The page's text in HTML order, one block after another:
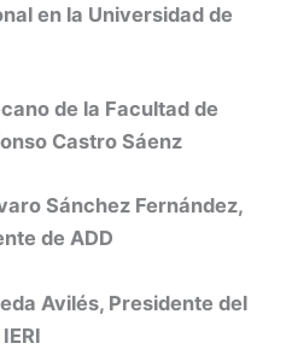
en la Universidad de
de la Facultad de
Castro Sáenz
Sánchez Fernández,
de ADD
Avilés, Presidente del
IERI